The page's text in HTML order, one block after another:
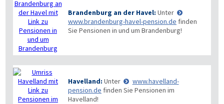
Brandenburg an der Havel: Unter
www.brandenburg-havel-pension.de finden
Sie Pensionen in und um Brandenburg!
Havelland: Unter
www.havelland-
pension.de finden Sie Pensionen im
Havelland!